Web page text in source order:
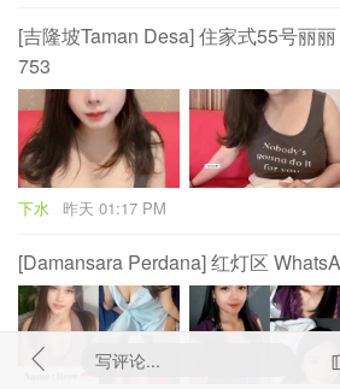
[吉隆坡Taman Desa] 住家式55号丽
753
下水 昨天 01:17 PM
[Damansara Perdana] 红灯区
写评论...